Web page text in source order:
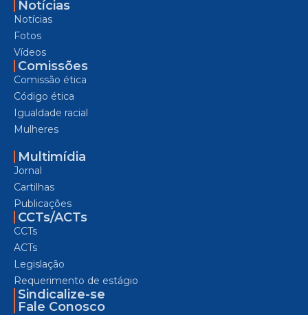
Notícias
Notícias
Fotos
Vídeos
Comissões
Comissão ética
Código ética
Igualdade racial
Mulheres
Multimídia
Jornal
Cartilhas
Publicações
CCTs/ACTs
CCTs
ACTs
Legislação
Requerimento de estágio
Sindicalize-se
Fale Conosco